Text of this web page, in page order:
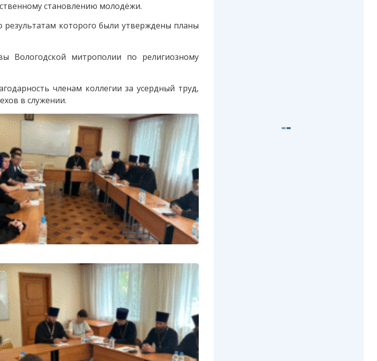
становлению молодёжи.
результатам которого были утверждены планы
митрополии по религиозному
членам коллегии за усердный труд,
в служении.